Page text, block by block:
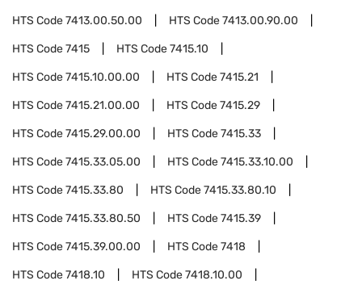
HTS Code7413.00.50.00 HTS Code7413.00.90.00
HTS Code7415 HTS Code7415.10
HTS Code7415.10.00.00 HTS Code7415.21
HTS Code7415.21.00.00 HTS Code7415.29
HTS Code7415.29.00.00 HTS Code7415.33
HTS Code7415.33.05.00 HTS Code7415.33.10.00
HTS Code7415.33.80 HTS Code7415.33.80.10
HTS Code7415.33.80.50 HTS Code7415.39
HTS Code7415.39.00.00 HTS Code7418
HTS Code7418.10 HTS Code7418.10.00